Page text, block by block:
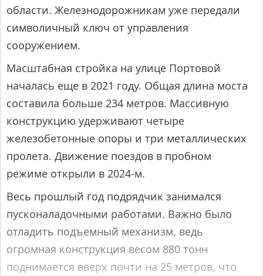
области. Железнодорожникам уже передали
символичный ключ от управления
сооружением.
Масштабная стройка на улице Портовой
началась еще в 2021 году. Общая длина моста
составила больше 234 метров. Массивную
конструкцию удерживают четыре
железобетонные опоры и три металлических
пролета. Движение поездов в пробном
режиме открыли в 2024-м.
Весь прошлый год подрядчик занимался
пусконаладочными работами. Важно было
отладить подъемный механизм, ведь
огромная конструкция весом 880 тонн
поднимается вверх почти на 25 метров, что